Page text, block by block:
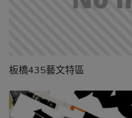
板橋435藝文特區